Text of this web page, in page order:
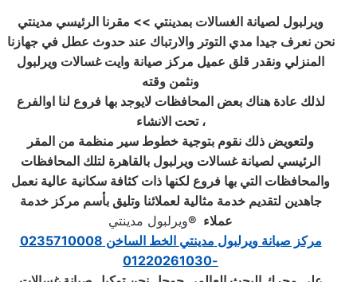
ويرلبول لصيانة الغسالات بمدينتي >> مقرنا الرئيسي مدينتي
نحن نعرف جيدا مدي التوتر والارتباك عند حدوث عطل في جهازنا
المنزلي ونقدر قلق عميل مركز صيانة وايت غسالات ويرلبول
ونثمن وقته
لذلك عادة هناك بعض المحافظات لايوجد بها فروع لنا اوالفرع
تحت الانشاء ،
ولتعويض ذلك نقوم بتوجية خطوط سير منظمة من المقر
الرئيسي لصيانة غسالات ويرلبول بالقاهرة لتلك المحافظات
والمحافظات التي بها فروع لكنها ذات كثافة سكانية عالية نعمل
جاهدين لتقديم خدمة مثالية لعملائنا وتليق بأسم مركز خدمة
عملاء ®ويرلبول مدينتي
مركز صيانة ويرلبول
مدينتي الخط الساخن 0235710008
-01220261030